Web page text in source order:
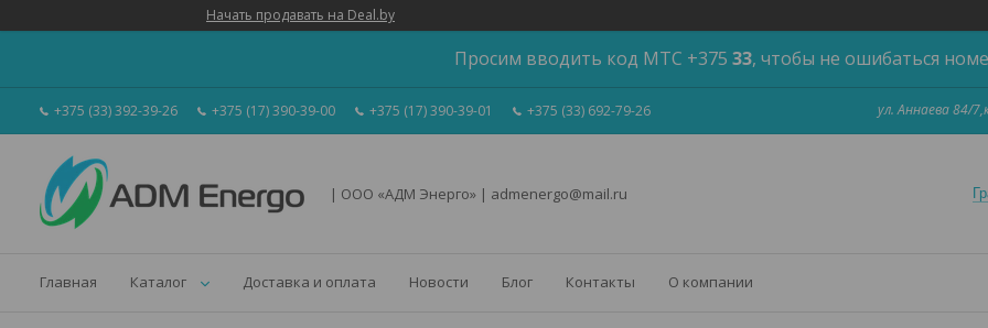
Начать продавать на Deal.by
Просим вводить код МТС +375 33, чтобы не ошибаться
+375 (33) 392-39-26 +375 (17) 390-39-00 +375 (17) 390-39-01 +375 (33) 692-79-26 ул. Аннаева 84/
| ООО «АДМ Энерго» | admenergo@mail.ru
Главная Каталог Доставка и оплата Новости Блог Контакты О компании